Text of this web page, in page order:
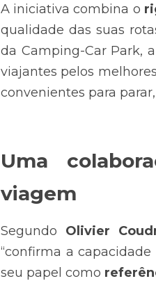
A iniciativa combina o
qualidade das suas
da Camping-Car Park,
viajantes pelos
convenientes para
Uma
viagem
Segundo Olivier
“confirma a
seu papel como